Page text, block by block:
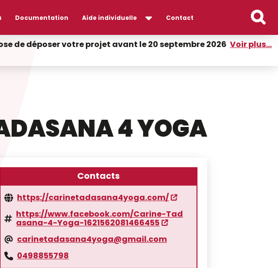
Documentation Aide individuelle Contact
de déposer votre projet avant le 20 septembre 2026 Voir plus...
4 YOGA
Contacts
https://carinetadasana4yoga.com/
https://www.facebook.com/Carine-Tad
asana-4-Yoga-1621562081466455
carinetadasana4yoga@gmail.com
0498855798